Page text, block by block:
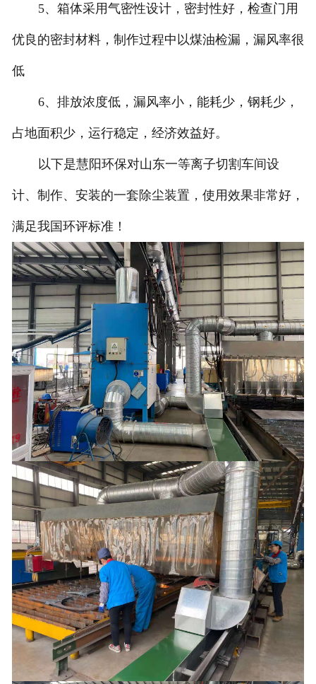
5、箱体采用气密性设计，密封性好，检查门用
优良的密封材料，制作过程中以煤油检漏，漏风率很
低
6、排放浓度低，漏风率小，能耗少，钢耗少，
占地面积少，运行稳定，经济效益好。
以下是慧阳环保对山东一等离子切割车间设
计、制作、安装的一套除尘装置，使用效果非常好，
满足我国环评标准！